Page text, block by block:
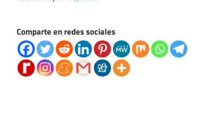
Comparte en redes sociales